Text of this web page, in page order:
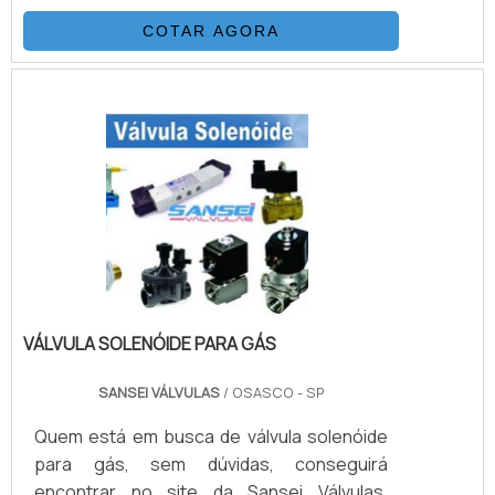
para evitar danos a linha fluídica.
COTAR AGORA
VÁLVULA SOLENÓIDE PARA GÁS
SANSEI VÁLVULAS/ OSASCO - SP
Quem está em busca de válvula solenóide
para gás, sem dúvidas, conseguirá